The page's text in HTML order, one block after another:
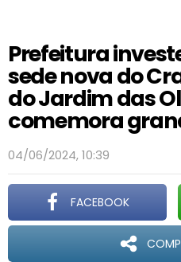
Prefeitura
sede nova do
do Jardim das
comemora
04/06/2024, 10:39
FACEBOOK